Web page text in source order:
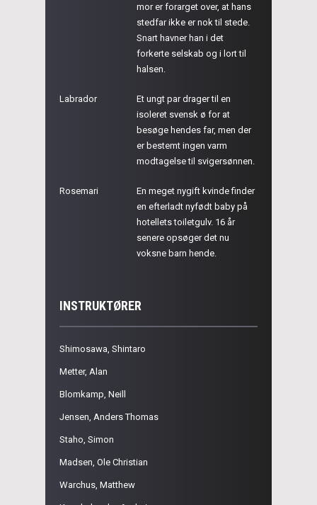
mor er forarget over, at hans
stedfar ikke er nok til stede.
Snart havner han i det
forkerte selskab og i lort til
halsen.
Labrador
Et ungt par drager til en
isoleret svensk ø for at
besøge hendes far, men der
er bestemt ingen varm
modtagelse til svigersønnen.
Rosemari
En meget nygift kvinde finder
en efterladt nyfødt baby på
hotellets toiletgulv. 16 år
senere opsøger det nu
voksne barn hende.
INSTRUKTØRER
Shimosawa, Shintaro
Metter, Alan
Blomkamp, Neill
Jensen, Anders Thomas
Staho, Simon
Madsen, Ole Christian
Warchus, Matthew